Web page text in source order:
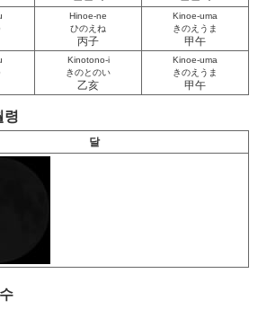
Hinoe-ne
ひのえね
丙子
Kinoe-uma
きのえうま
甲午
Kinotono-i
きのとのい
乙亥
Kinoe-uma
きのえうま
甲午
령
달